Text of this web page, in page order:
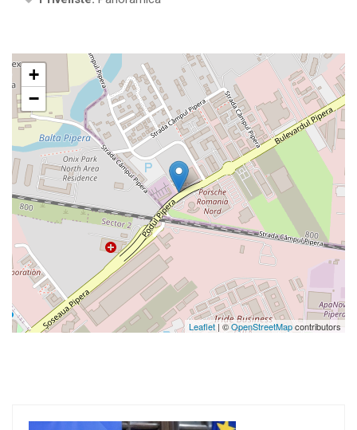
+
−
Leaflet| ©OpenStreetMapcontributors